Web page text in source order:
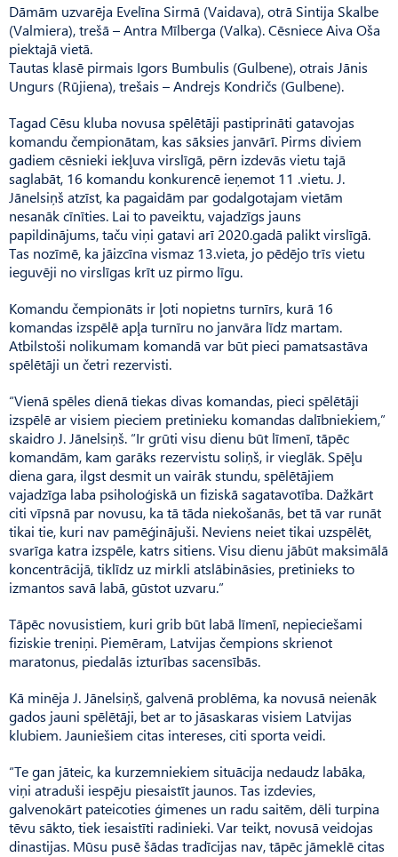
Dāmām uzvarēja Evelīna Sirmā (Vaidava), otrā Sintija Skalbe
(Valmiera), trešā – Antra Mīlberga (Valka). Cēsniece Aiva Oša
piektajā vietā.
Tautas klasē pirmais Igors Bumbulis (Gulbene), otrais Jānis
Ungurs (Rūjiena), trešais – Andrejs Kondričs (Gulbene).
Tagad Cēsu kluba novusa spēlētāji pastiprināti gatavojas
komandu čempionātam, kas sāksies janvārī. Pirms diviem
gadiem cēsnieki iekļuva virslīgā, pērn izdevās vietu tajā
saglabāt, 16 komandu konkurencē ieņemot 11 .vietu. J.
Jānelsiņš atzīst, ka pagaidām par godalgotajam vietām
nesanāk cīnīties. Lai to paveiktu, vajadzīgs jauns
papildinājums, taču viņi gatavi arī 2020.gadā palikt virslīgā.
Tas nozīmē, ka jāizcīna vismaz 13.vieta, jo pēdējo trīs vietu
ieguvēji no virslīgas krīt uz pirmo līgu.
Komandu čempionāts ir ļoti nopietns turnīrs, kurā 16
komandas izspēlē apļa turnīru no janvāra līdz martam.
Atbilstoši nolikumam komandā var būt pieci pamatsastāva
spēlētāji un četri rezervisti.
“Vienā spēles dienā tiekas divas komandas, pieci spēlētāji
izspēlē ar visiem pieciem pretinieku komandas dalībniekiem,”
skaidro J. Jānelsiņš. “Ir grūti visu dienu būt līmenī, tāpēc
komandām, kam garāks rezervistu soliņš, ir vieglāk. Spēļu
diena gara, ilgst desmit un vairāk stundu, spēlētājiem
vajadzīga laba psiholoģiskā un fiziskā sagatavotība. Dažkārt
citi vīpsnā par novusu, ka tā tāda niekošanās, bet tā var runāt
tikai tie, kuri nav pamēģinājuši. Neviens neiet tikai uzspēlēt,
svarīga katra izspēle, katrs sitiens. Visu dienu jābūt maksimālā
koncentrācijā, tiklīdz uz mirkli atslābināsies, pretinieks to
izmantos savā labā, gūstot uzvaru.”
Tāpēc novusistiem, kuri grib būt labā līmenī, nepieciešami
fiziskie treniņi. Piemēram, Lat­vijas čempions skrienot
maratonus, piedalās izturības sacensībās.
Kā minēja J. Jānelsiņš, galvenā problēma, ka novusā neienāk
gados jauni spēlētāji, bet ar to jāsa­skaras visiem Latvijas
klubiem. Jauniešiem citas intereses, citi sporta veidi.
“Te gan jāteic, ka kurzemniekiem situācija nedaudz labāka,
viņi atraduši iespēju piesaistīt jaunos. Tas izdevies,
galvenokārt pateicoties ģimenes un radu sai­tēm, dēli turpina
tēvu sākto, tiek iesaistīti radinieki. Var teikt, novusā veidojas
dinastijas. Mūsu pusē šādas tradīcijas nav, tāpēc jāmeklē citas